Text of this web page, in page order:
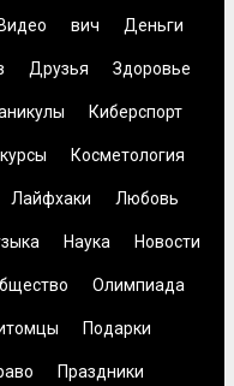
Видео вич Деньги
Друзья Здоровье
Киберспорт
Косметология
Лайфхаки Любовь
Наука Новости
Олимпиада
Подарки
Праздники